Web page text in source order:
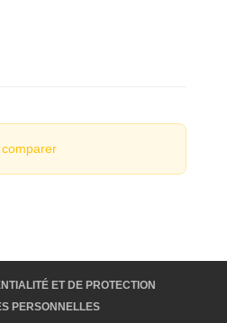
ET DE PROTECTION
PERSONNELLES